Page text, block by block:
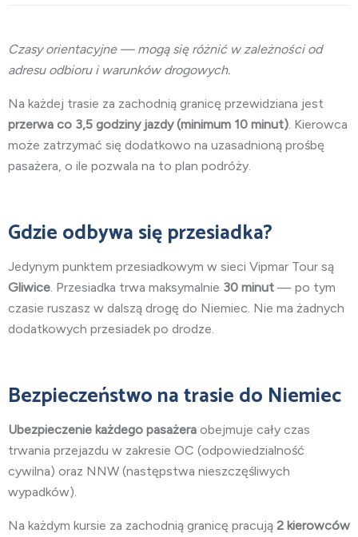
Czasy orientacyjne — mogą się różnić w zależności od
adresu odbioru i warunków drogowych.
Na każdej trasie za zachodnią granicę przewidziana jest
przerwa co 3,5 godziny jazdy (minimum 10 minut) . Kierowca
może zatrzymać się dodatkowo na uzasadnioną prośbę
pasażera, o ile pozwala na to plan podróży.
Gdzie odbywa się przesiadka?
Jedynym punktem przesiadkowym w sieci Vipmar Tour są
Gliwice . Przesiadka trwa maksymalnie 30 minut — po tym
czasie ruszasz w dalszą drogę do Niemiec. Nie ma żadnych
dodatkowych przesiadek po drodze.
Bezpieczeństwo na trasie do Niemiec
Ubezpieczenie każdego pasażera obejmuje cały czas
trwania przejazdu w zakresie OC (odpowiedzialność
cywilna) oraz NNW (następstwa nieszczęśliwych
wypadków).
Na każdym kursie za zachodnią granicę pracują 2 kierowców